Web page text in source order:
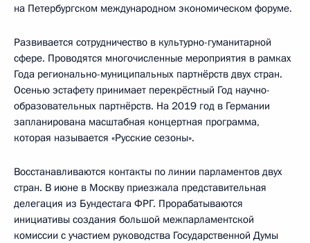
на Петербургском международном экономическом форуме.
Развивается сотрудничество в культурно-гуманитарной
сфере. Проводятся многочисленные мероприятия в рамках
Года регионально-муниципальных партнёрств двух стран.
Осенью эстафету принимает перекрёстный Год научно-
образовательных партнёрств. На 2019 год в Германии
запланирована масштабная концертная программа,
которая называется «Русские сезоны».
Восстанавливаются контакты по линии парламентов двух
стран. В июне в Москву приезжала представительная
делегация из Бундестага ФРГ. Прорабатываются
инициативы создания большой межпарламентской
комиссии с участием руководства Государственной Думы